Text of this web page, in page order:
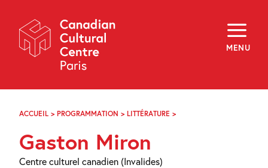
Navigation
MENU
About
Programming
Off-Site
Explore
Archives
f y
FR EN
ACCUEIL > PROGRAMMATION > LITTÉRATURE >
Gaston Miron
Centre culturel canadien (Invalides)